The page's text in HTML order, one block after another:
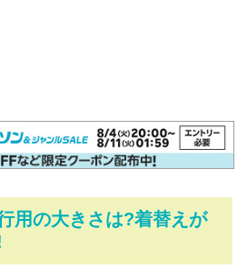
用の大きさは?着替えが